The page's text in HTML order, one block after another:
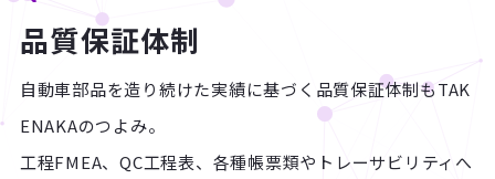
品質保証体制
自動車部品を造り続けた実績に基づく品質保証体制もTAK
ENAKAのつよみ。
工程FMEA、QC工程表、各種帳票類やトレーサビリティへ